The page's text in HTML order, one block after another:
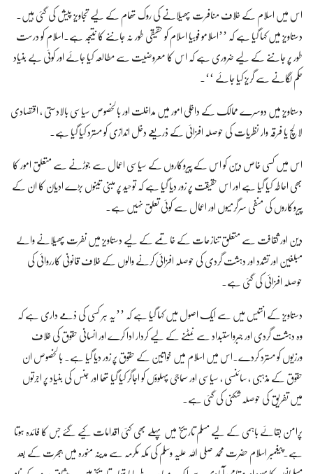
اس میں اسلام کے خلاف منافرت پھیلانے کی روک تھام کے لیے تجاویز پیش کی گئی ہیں۔
دستاویز میں کہا گیا ہے کہ ’’اسلامو فوبیا اسلام کو حقیقی طور نہ جاننے کا نتیجہ ہے۔اسلام کو درست
طور پر جاننے کے لیے ضروری ہے کہ اس کا معروضیت سے مطالعہ کیا جائے اور کوئی بے بنیاد
حکم لگانے سے گریز کیا جائے ‘‘۔
دستاویز میں دوسرے ممالک کے داخلی امور میں مداخلت اور بالخصوص سیاسی بالادستی ، اقتصادی
لالچ یا فرقہ وار نظریات کی حوصلہ افزائی کے ذریعے دخل اندازی کو مسترد کیا گیا ہے۔
اس میں کسی خاص دین کو اس کے پیروکاروں کے سیاسی اعمال سے جوڑنے سے متعلق امور کا
بھی احاطہ کیا گیا ہے اور اس حقیقت پر زور دیا گیا ہے کہ توحید پر مبنی تینوں بڑے ادیان کا ان کے
پیروکاروں کی منفی سرگرمیوں اور اعمال سے کوئی تعلق نہیں ہے۔
دین اور ثقافت سے متعلق تنازعات کے خاتمے کے لیے دستاویز میں نفرت پھیلانے والے
مبلغین اور تشدد اور دہشت گردی کی حوصلہ افزائی کرنے والوں کے خلاف قانونی کارروائی کی
حوصلہ افزائی کی گئی ہے۔
دستاویز کے انتیس میں سے ایک اصول میں کہا گیا ہے کہ ’’یہ ہر کسی کی ذمے داری ہے کہ
وہ دہشت گردی اور جبرواستبداد سے نمٹنے کے لیے کردار ادا کرے اور انسانی حقوق کی خلاف
ورزیوں کو مسترد کردے۔اس میں اسلام میں خواتین کے حقوق پر زور دیا گیا ہے۔ بالخصوص ان
حقوق کے مذہبی ، سائنسی ، سیاسی اور سماجی پہلوؤں کو اجاگر کیا گیا تھا اور جنس کی بنیاد پر اجرتوں
میں تفریق کی حوصلہ شکنی کی گئی ہے۔
پرامن بقائے باہمی کے لیے مسلم تاریخ میں پہلے بھی کئی اقدامات کیے گئے جس کا فائدہ ہوتا
ہے۔پیغمبر اسلام حضرت محمد صلی اللہ علیہ وسلم کی مکہ مکرمہ سے مدینہ منورہ میں ہجرت کے بعد